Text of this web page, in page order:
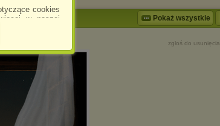
cookies
w naszej
może
niestety
Partnerów
działań
Pokaż wszystkie
20:13 zgłoś do usunięcia